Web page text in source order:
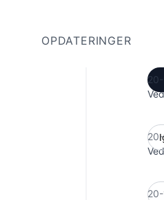
OPDATERINGER